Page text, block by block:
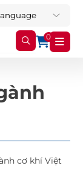
0
cơ khí Việt